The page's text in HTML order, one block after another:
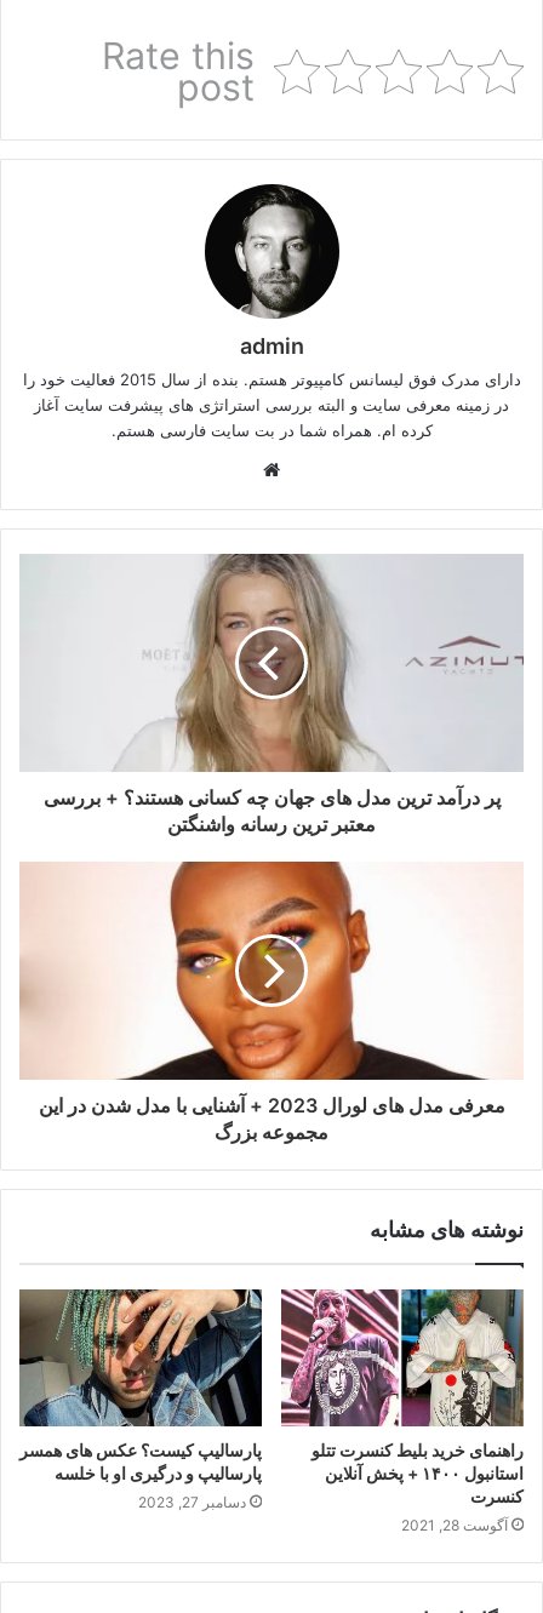
Rate this
post
admin
دارای مدرک فوق لیسانس کامپیوتر هستم. بنده از سال 2015 فعالیت خود را
در زمینه معرفی سایت و البته بررسی استراتژی های پیشرفت سایت آغاز
کرده ام. همراه شما در بت سایت فارسی هستم.
پر درآمد ترین مدل های جهان چه کسانی هستند؟ + بررسی
معتبر ترین رسانه واشنگتن
معرفی مدل های لورال 2023 + آشنایی با مدل شدن در این
مجموعه بزرگ
نوشته های مشابه
راهنمای خرید بلیط کنسرت تتلو
استانبول ۱۴۰۰ + پخش آنلاین
کنسرت
آگوست 28, 2021
پارسالیپ کیست؟ عکس های همسر
پارسالیپ و درگیری او با خلسه
دسامبر 27, 2023